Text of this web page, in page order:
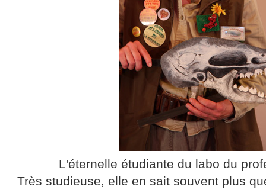
L'éternelle étudiante du labo du
Très studieuse, elle en sait souvent plus